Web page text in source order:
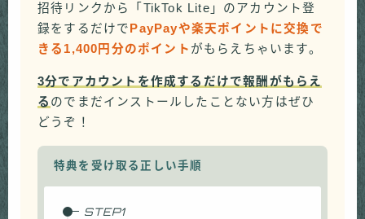
招待リンクから「TikTok Lite」のアカウント登
録をするだけでPayPayや楽天ポイントに交換で
きる1,400円分のポイント がもらえちゃいます。
3分でアカウントを作成するだけで報酬がもらえ
る のでまだインストールしたことない方はぜひ
どうぞ！
特典を受け取る正しい手順